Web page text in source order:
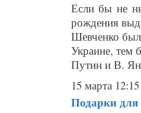
Если бы не
рождения
Шевченко
Украине, тем
Путин и В.
15 марта 12:15
Подарки для